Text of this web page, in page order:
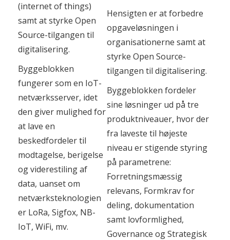
(internet of things)
samt at styrke Open
Source-tilgangen til
digitalisering.
Byggeblokken
fungerer som en IoT-
netværksserver, idet
den giver mulighed for
at lave en
beskedfordeler til
modtagelse, berigelse
og viderestiling af
data, uanset om
netværksteknologien
er LoRa, Sigfox, NB-
IoT, WiFi, mv.
Hensigten er at forbedre
opgaveløsningen i
organisationerne samt at
styrke Open Source-
tilgangen til digitalisering.
Byggeblokken fordeler
sine løsninger ud på tre
produktniveauer, hvor der
fra laveste til højeste
niveau er stigende styring
på parametrene:
Forretningsmæssig
relevans, Formkrav for
deling, dokumentation
samt lovformlighed,
Governance og Strategisk